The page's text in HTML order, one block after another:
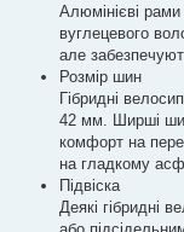
Алюмінієві рами
вуглецевого
але
Розмір шин
Гібридні
42 мм. Ширші
комфорт на
на гладкому
Підвіска
Деякі гібридні